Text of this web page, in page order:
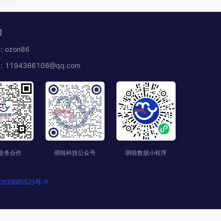
ozon86
1194366108@qq.com
务合作 萌啦科技公众号 萌啦数据小程序
号-9